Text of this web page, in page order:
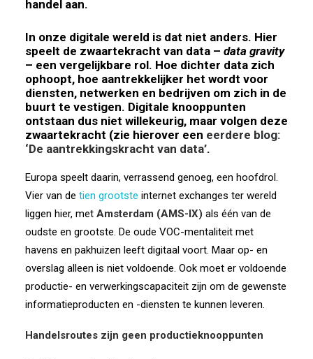
handel aan.
In onze digitale wereld is dat niet anders. Hier
speelt de zwaartekracht van data – data gravity
– een vergelijkbare rol. Hoe dichter data zich
ophoopt, hoe aantrekkelijker het wordt voor
diensten, netwerken en bedrijven om zich in de
buurt te vestigen. Digitale knooppunten
ontstaan dus niet willekeurig, maar volgen deze
zwaartekracht (zie hierover een eerdere blog:
‘De aantrekkingskracht van data’.
Europa speelt daarin, verrassend genoeg, een hoofdrol.
Vier van de tien grootste internet exchanges ter wereld
liggen hier, met Amsterdam (AMS-IX) als één van de
oudste en grootste. De oude VOC-mentaliteit met
havens en pakhuizen leeft digitaal voort. Maar op- en
overslag alleen is niet voldoende. Ook moet er voldoende
productie- en verwerkingscapaciteit zijn om de gewenste
informatieproducten en -diensten te kunnen leveren.
Handelsroutes zijn geen productieknooppunten